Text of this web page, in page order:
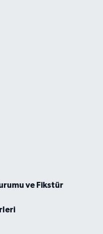
ve Fikstür